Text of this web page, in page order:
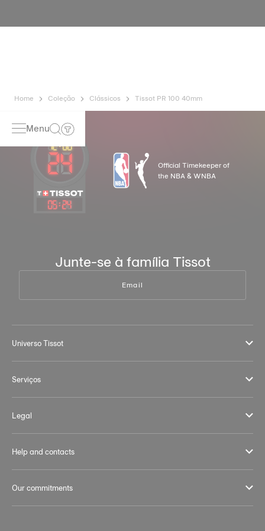
Home Coleção Clássicos Tissot PR 100 40mm
Menu
05:24
Official Timekeeper of
the NBA & WNBA
Junte-se à família Tissot
Email
Universo Tissot
Serviços
Legal
Help and contacts
Our commitments